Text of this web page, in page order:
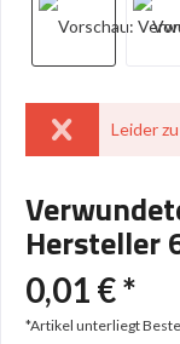
Leider
Hersteller
0,01 € *
*Artikel unterliegt